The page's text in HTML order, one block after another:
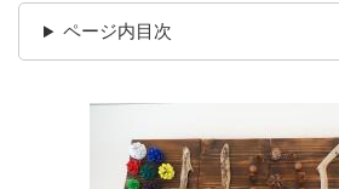
ページ内目次